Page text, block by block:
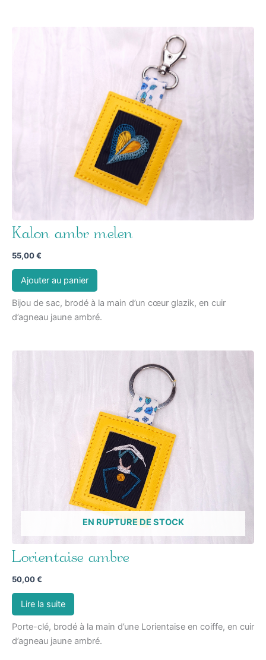
Kalon ambr melen
55,00€
Ajouter au panier
Bijou de sac, brodé à la main d’un cœur glazik, en cuir
d’agneau jaune ambré.
EN RUPTURE DE STOCK
Lorientaise ambre
50,00€
Lire la suite
Porte-clé, brodé à la main d’une Lorientaise en coiffe, en cuir
d’agneau jaune ambré.